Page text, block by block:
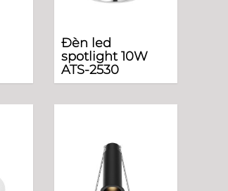
Đèn led
spotlight 10W
ATS-2530